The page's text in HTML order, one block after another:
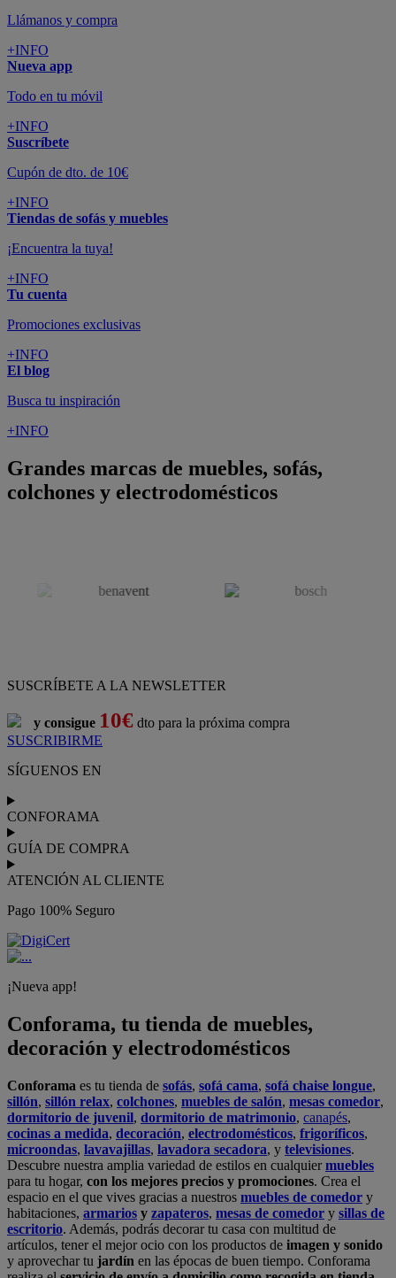
Llámanos y compra
+INFO
Nueva app
Todo en tu móvil
+INFO
Suscríbete
Cupón de dto. de 10€
+INFO
Tiendas de sofás y muebles
¡Encuentra la tuya!
+INFO
Tu cuenta
Promociones exclusivas
+INFO
El blog
Busca tu inspiración
+INFO
Grandes marcas de muebles, sofás,
colchones y electrodomésticos
SUSCRÍBETE A LA NEWSLETTER
y consigue 10€ dto para la próxima compra
SUSCRIBIRME
SÍGUENOS EN
CONFORAMA
GUÍA DE COMPRA
ATENCIÓN AL CLIENTE
Pago 100% Seguro
¡Nueva app!
Conforama, tu tienda de muebles,
decoración y electrodomésticos
Conforama es tu tienda de sofás, sofá cama, sofá chaise longue,
sillón, sillón relax, colchones, muebles de salón, mesas comedor,
dormitorio de juvenil, dormitorio de matrimonio, canapés,
cocinas a medida, decoración, electrodomésticos, frigoríficos,
microondas, lavavajillas, lavadora secadora, y televisiones.
Descubre nuestra amplia variedad de estilos en cualquiermuebles
para tu hogar, con los mejores precios y promociones. Crea el
espacio en el que vives gracias a nuestros muebles de comedor y
habitaciones, armarios y zapateros, mesas de comedor y sillas de
escritorio. Además, podrás decorar tu casa con multitud de
artículos, tener el mejor ocio con los productos de imagen y sonido
y aprovechar tu jardín en las épocas de buen tiempo. Conforama